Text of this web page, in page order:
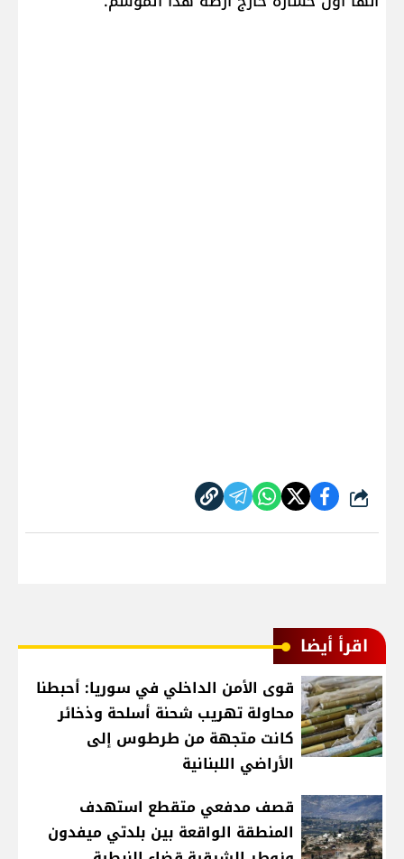
شارك
اقرأ أيضا
قوى الأمن الداخلي في سوريا: أحبطنا
محاولة تهريب شحنة أسلحة وذخائر
كانت متجهة من طرطوس إلى
الأراضي اللبنانية
قصف مدفعي متقطع استهدف
المنطقة الواقعة بين بلدتي ميفدون